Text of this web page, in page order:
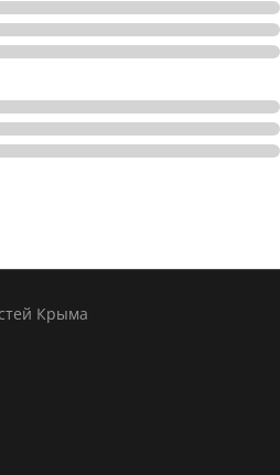
Крыма